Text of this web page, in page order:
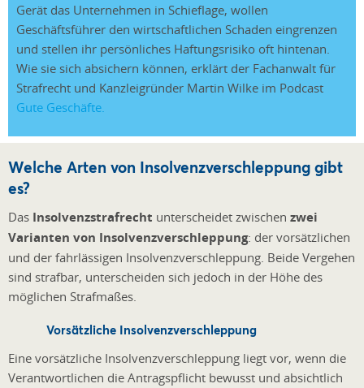
Gerät das Unternehmen in Schieflage, wollen
Geschäftsführer den wirtschaftlichen Schaden eingrenzen
und stellen ihr persönliches Haftungsrisiko oft hintenan.
Wie sie sich absichern können, erklärt der Fachanwalt für
Strafrecht und Kanzleigründer Martin Wilke im Podcast
Gute Geschäfte.
Welche Arten von Insolvenzverschleppung gibt
es?
Das Insolvenzstrafrecht unterscheidet zwischen zwei
Varianten von Insolvenzverschleppung: der vorsätzlichen
und der fahrlässigen Insolvenzverschleppung. Beide Vergehen
sind strafbar, unterscheiden sich jedoch in der Höhe des
möglichen Strafmaßes.
Vorsätzliche Insolvenzverschleppung
Eine vorsätzliche Insolvenzverschleppung liegt vor, wenn die
Verantwortlichen die Antragspflicht bewusst und absichtlich